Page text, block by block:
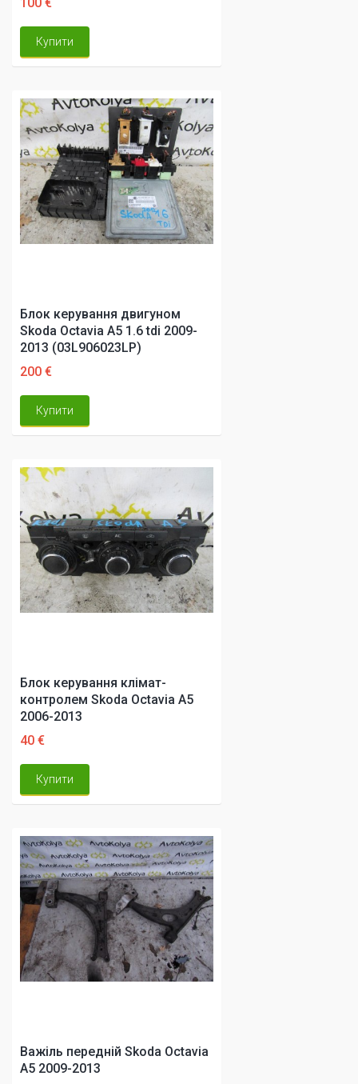
Купити
Блок керування двигуном
Skoda Octavia A5 1.6 tdi 2009-
2013 (03L906023LP)
200 €
Купити
Блок керування клімат-
контролем Skoda Octavia A5
2006-2013
40 €
Купити
Важіль передній Skoda Octavia
A5 2009-2013